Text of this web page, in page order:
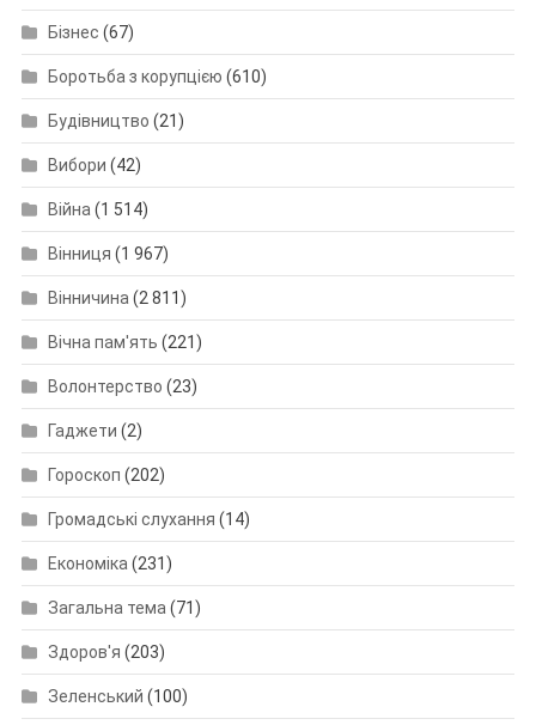
Бізнес (67)
Боротьба з корупцією (610)
Будівництво (21)
Вибори (42)
Війна(1 514)
Вінниця (1 967)
Вінничина(2 811)
Вічна пам'ять (221)
Волонтерство (23)
Гаджети (2)
Гороскоп (202)
Громадські слухання (14)
Економіка(231)
Загальна тема(71)
Здоров'я (203)
Зеленський (100)